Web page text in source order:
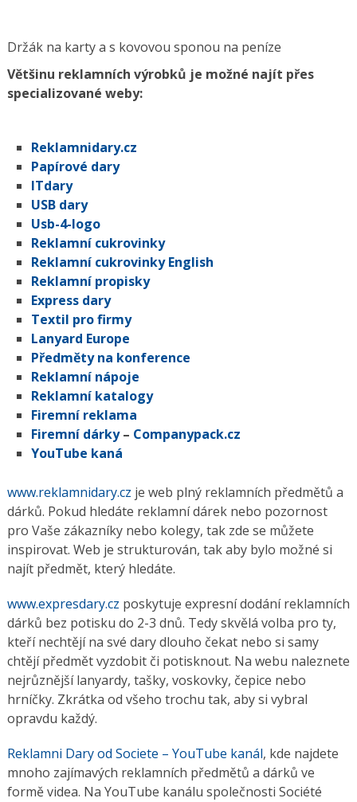
Držák na karty a s kovovou sponou na peníze
Většinu reklamních výrobků je možné najít přes
specializované weby:
Reklamnidary.cz
Papírové dary
ITdary
USB dary
Usb-4-logo
Reklamní cukrovinky
Reklamní cukrovinky English
Reklamní propisky
Express dary
Textil pro firmy
Lanyard Europe
Předměty na konference
Reklamní nápoje
Reklamní katalogy
Firemní reklama
Firemní dárky– Companypack.cz
YouTube kaná
www.reklamnidary.cz je web plný reklamních předmětů a
dárků. Pokud hledáte reklamní dárek nebo pozornost
pro Vaše zákazníky nebo kolegy, tak zde se můžete
inspirovat. Web je strukturován, tak aby bylo možné si
najít předmět, který hledáte.
www.expresdary.cz poskytuje expresní dodání reklamních
dárků bez potisku do 2-3 dnů. Tedy skvělá volba pro ty,
kteří nechtějí na své dary dlouho čekat nebo si samy
chtějí předmět vyzdobit či potisknout. Na webu naleznete
nejrůznější lanyardy, tašky, voskovky, čepice nebo
hrníčky. Zkrátka od všeho trochu tak, aby si vybral
opravdu každý.
Reklamni Dary od Societe – YouTube kanál, kde najdete
mnoho zajímavých reklamních předmětů a dárků ve
formě videa. Na YouTube kanálu společnosti Société